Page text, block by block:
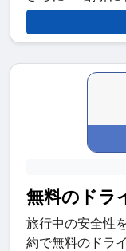
無料のドラ
旅行中の安全性
約で無料のドラ